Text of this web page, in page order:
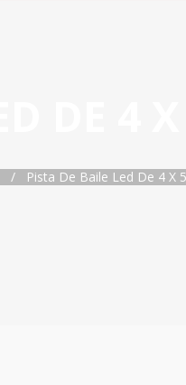
/ Pista De Baile Led De 4 X